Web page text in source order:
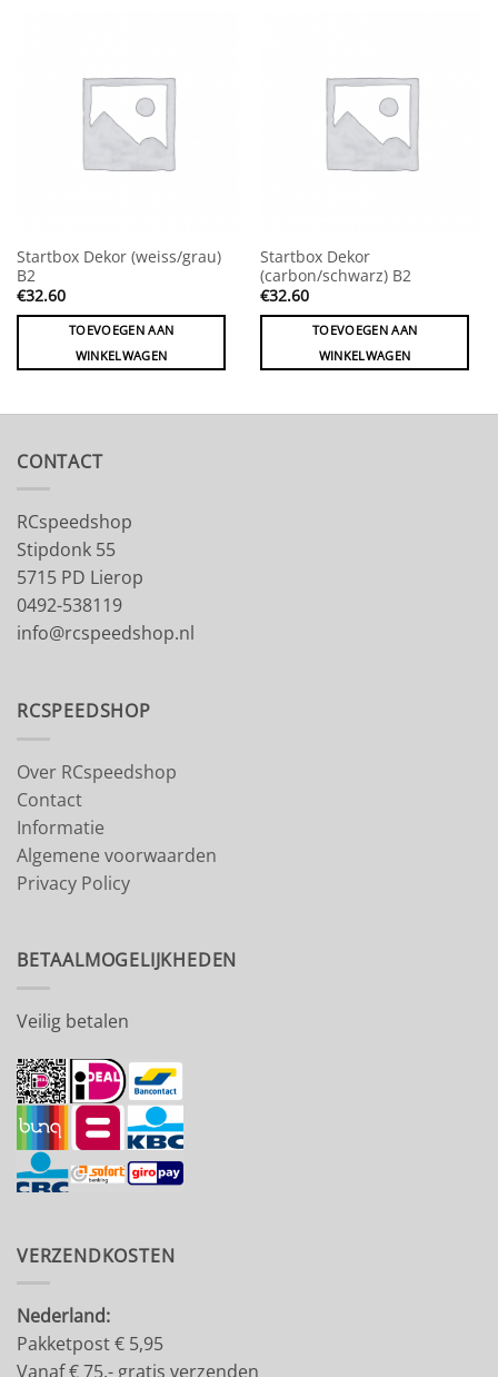
Startbox Dekor (weiss/grau)
B2
€32.60
TOEVOEGEN AAN
WINKELWAGEN
Startbox Dekor
(carbon/schwarz) B2
€32.60
TOEVOEGEN AAN
WINKELWAGEN
CONTACT
RCspeedshop
Stipdonk 55
5715 PD Lierop
0492-538119
info@rcspeedshop.nl
RCSPEEDSHOP
Over RCspeedshop
Contact
Informatie
Algemene voorwaarden
Privacy Policy
BETAALMOGELIJKHEDEN
Veilig betalen
VERZENDKOSTEN
Nederland:
Pakketpost € 5,95
Vanaf € 75,- gratis verzenden